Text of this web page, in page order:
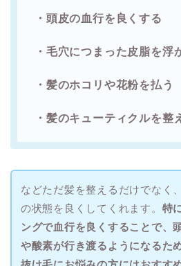
・頭皮の血行を良くする
・毛穴につまった皮脂を浮
・髪のホコリや花粉を払う
・髪のキューティクルを整
などただ髪を整えるだけでなく
の状態を良くしてくれます。 特
ングで血行を良くすることで、
や酸素が行き渡るようになるた